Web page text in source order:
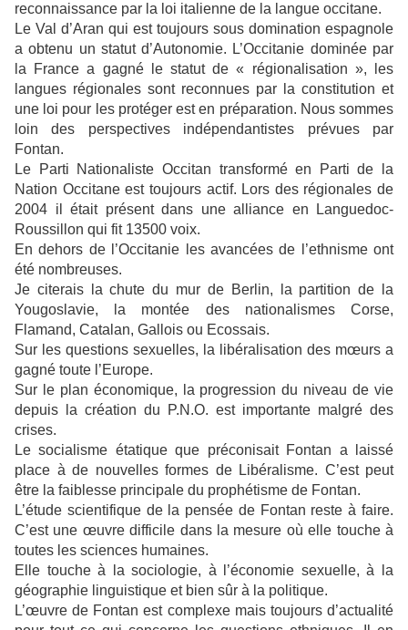
reconnaissance par la loi italienne de la langue occitane.
Le Val d’Aran qui est toujours sous domination espagnole
a obtenu un statut d’Autonomie. L’Occitanie dominée par
la France a gagné le statut de « régionalisation », les
langues régionales sont reconnues par la constitution et
une loi pour les protéger est en préparation. Nous sommes
loin des perspectives indépendantistes prévues par
Fontan.
Le Parti Nationaliste Occitan transformé en Parti de la
Nation Occitane est toujours actif. Lors des régionales de
2004 il était présent dans une alliance en Languedoc-
Roussillon qui fit 13500 voix.
En dehors de l’Occitanie les avancées de l’ethnisme ont
été nombreuses.
Je citerais la chute du mur de Berlin, la partition de la
Yougoslavie, la montée des nationalismes Corse,
Flamand, Catalan, Gallois ou Ecossais.
Sur les questions sexuelles, la libéralisation des mœurs a
gagné toute l’Europe.
Sur le plan économique, la progression du niveau de vie
depuis la création du P.N.O. est importante malgré des
crises.
Le socialisme étatique que préconisait Fontan a laissé
place à de nouvelles formes de Libéralisme. C’est peut
être la faiblesse principale du prophétisme de Fontan.
L’étude scientifique de la pensée de Fontan reste à faire.
C’est une œuvre difficile dans la mesure où elle touche à
toutes les sciences humaines.
Elle touche à la sociologie, à l’économie sexuelle, à la
géographie linguistique et bien sûr à la politique.
L’œuvre de Fontan est complexe mais toujours d’actualité